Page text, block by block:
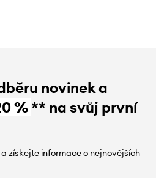
novinek a
%** na svůj první
získejte informace o nejnovějších